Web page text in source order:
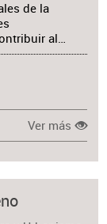
de la
al…
Ver más